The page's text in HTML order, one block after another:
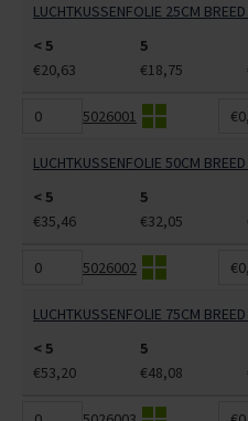
LUCHTKUSSENFOLIE 25CM
< 5
5
€20,63
€18,75
5026001
LUCHTKUSSENFOLIE 50CM
< 5
5
€35,46
€32,05
5026002
LUCHTKUSSENFOLIE 75CM
< 5
5
€53,20
€48,08